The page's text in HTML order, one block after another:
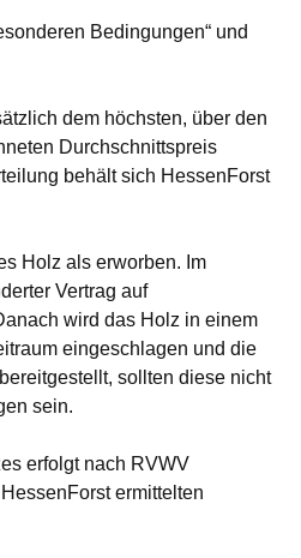
Bedingungen“ und
dem höchsten, über den
Durchschnittspreis
behält sich HessenForst
Holz als erworben. Im
Vertrag auf
wird das Holz in einem
eingeschlagen und die
sollten diese nicht
sein.
erfolgt nach RVWV
ermittelten